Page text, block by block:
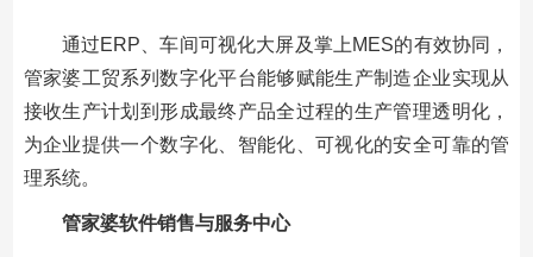
通过ERP、车间可视化大屏及掌上MES的有效协同，
管家婆工贸系列数字化平台能够赋能生产制造企业实现从
接收生产计划到形成最终产品全过程的生产管理透明化，
为企业提供一个数字化、智能化、可视化的安全可靠的管
理系统。
管家婆软件销售与服务中心